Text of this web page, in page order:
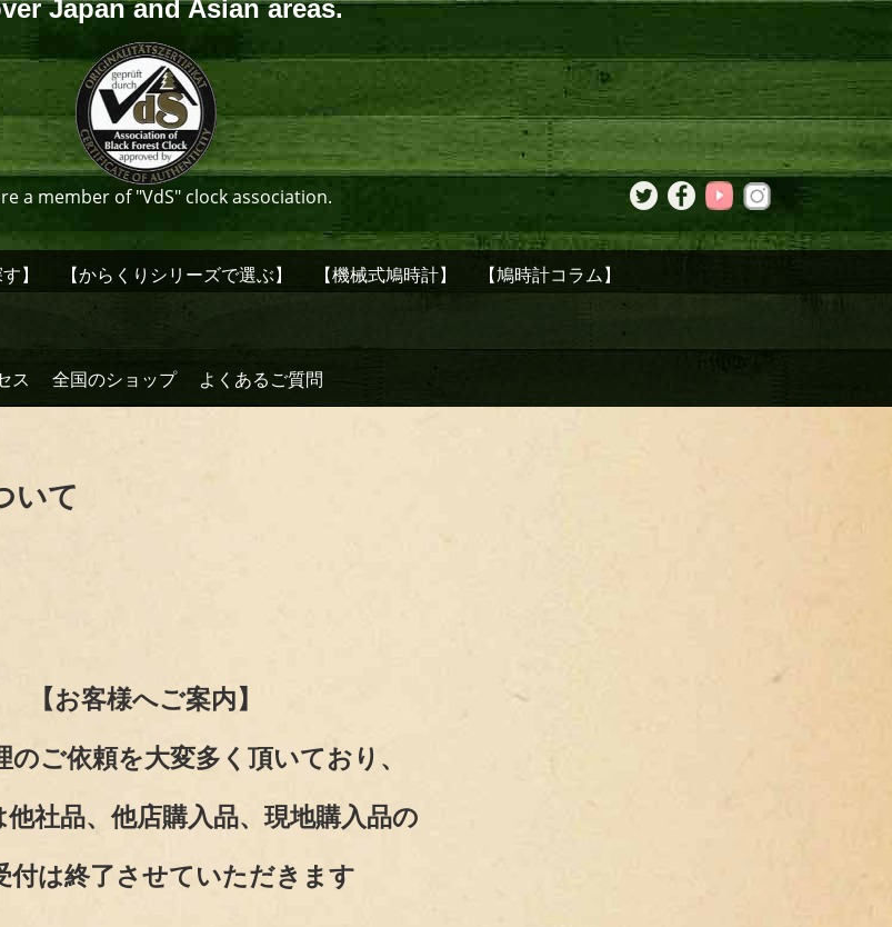
Japan and Asian areas.
a member of "VdS" clock association.
】 【からくりシリーズで選ぶ】 【機械式鳩時計】 【鳩時計コラム】
ス 全国のショップ よくあるご質問
いて
【お客様へご案内】
のご依頼を大変多く頂いており、
社品、他店購入品、現地購入品の
付は終了させていただきます